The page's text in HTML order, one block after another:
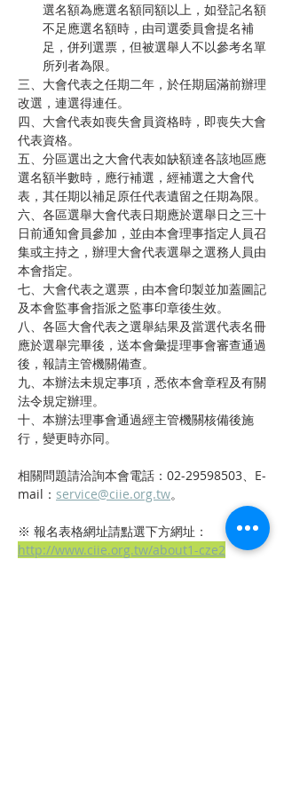
選名額為應選名額同額以上，如登記名額
不足應選名額時，由司選委員會提名補
足，併列選票，但被選舉人不以參考名單
所列者為限。
三、大會代表之任期二年，於任期屆滿前辦理
改選，連選得連任。
四、大會代表如喪失會員資格時，即喪失大會
代表資格。
五、分區選出之大會代表如缺額達各該地區應
選名額半數時，應行補選，經補選之大會代
表，其任期以補足原任代表遺留之任期為限。
六、各區選舉大會代表日期應於選舉日之三十
日前通知會員參加，並由本會理事指定人員召
集或主持之，辦理大會代表選舉之選務人員由
本會指定。
七、大會代表之選票，由本會印製並加蓋圖記
及本會監事會指派之監事印章後生效。
八、各區大會代表之選舉結果及當選代表名冊
應於選舉完畢後，送本會彙提理事會審查通過
後，報請主管機關備查。
九、本辦法未規定事項，悉依本會章程及有關
法令規定辦理。
十、本辦法理事會通過經主管機關核備後施
行，變更時亦同。
相關問題請洽詢本會電話：02-29598503、E-
mail： service@ciie.org.tw。
※ 報名表格網址請點選下方網址：
http://www.ciie.org.tw/about1-cze2